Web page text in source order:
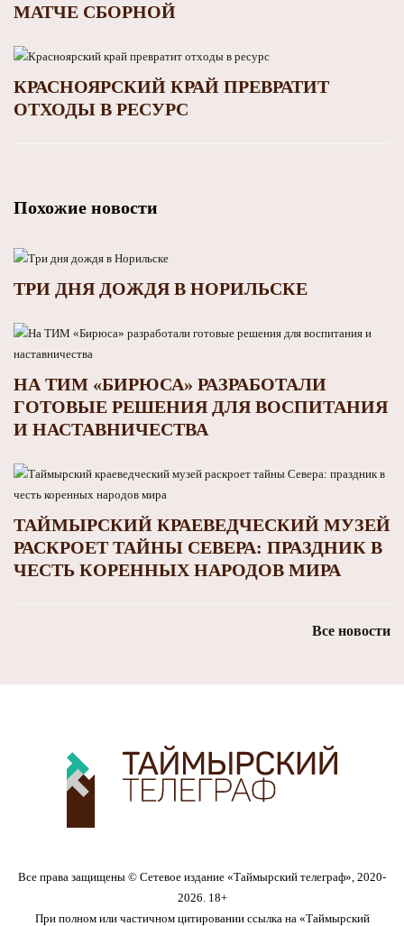
МАТЧЕ СБОРНОЙ
КРАСНОЯРСКИЙ КРАЙ ПРЕВРАТИТ
ОТХОДЫ В РЕСУРС
Похожие новости
ТРИ ДНЯ ДОЖДЯ В НОРИЛЬСКЕ
НА ТИМ «БИРЮСА» РАЗРАБОТАЛИ
ГОТОВЫЕ РЕШЕНИЯ ДЛЯ ВОСПИТАНИЯ
И НАСТАВНИЧЕСТВА
ТАЙМЫРСКИЙ КРАЕВЕДЧЕСКИЙ МУЗЕЙ
РАСКРОЕТ ТАЙНЫ СЕВЕРА: ПРАЗДНИК В
ЧЕСТЬ КОРЕННЫХ НАРОДОВ МИРА
Все новости
Все права защищены © Сетевое издание «Таймырский телеграф», 2020-
2026. 18+
При полном или частичном цитировании ссылка на «Таймырский